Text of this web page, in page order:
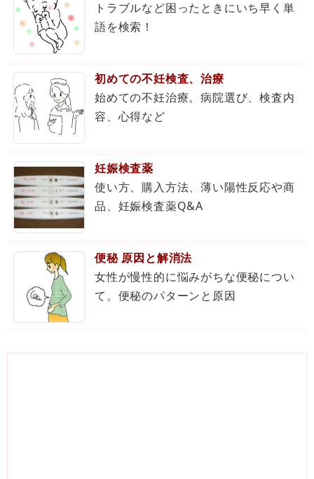
トラブルなど困ったときにいち早く単
語を検索！
初めての不妊検査、治療
始めての不妊治療。病院選び、検査内
容、心得など
妊娠検査薬
使い方、購入方法、薄い陽性反応や商
品、妊娠検査薬Q&A
便秘 原因と解消法
女性が慢性的に悩みがちな便秘につい
て。便秘のパターンと原因